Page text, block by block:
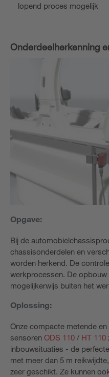
lopend proces mogelijk
Onderdeelherkenning
Opgave:
Bij de
chassisonderdelen en
worden herkend. De
werkprocessen. De
mogelijkerwijs buiten het
Oplossing:
Onze compacte metende
sensoren ODS 110 / HT 110
inbouwsituaties - de
met meer dan 5 m
zeer geschikt. Ze kunnen